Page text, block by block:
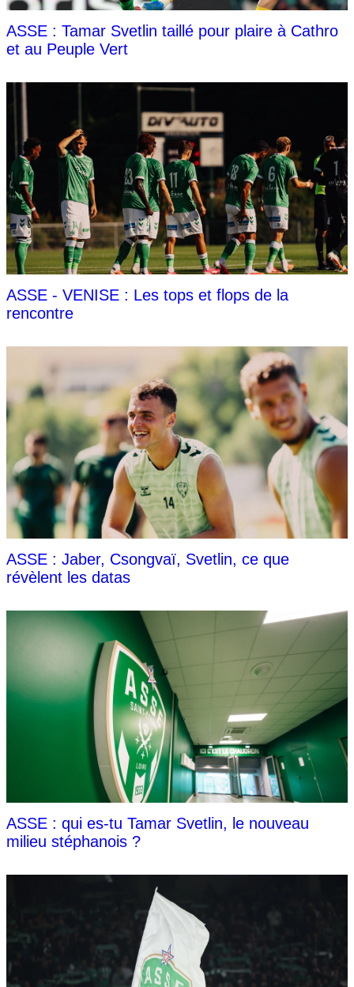
ASSE : Tamar Svetlin taillé pour plaire à Cathro
et au Peuple Vert
ASSE - VENISE : Les tops et flops de la
rencontre
ASSE : Jaber, Csongvaï, Svetlin, ce que
révèlent les datas
ASSE : qui es-tu Tamar Svetlin, le nouveau
milieu stéphanois ?